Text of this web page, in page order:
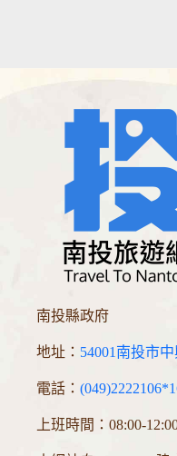
南投縣政府
地址： 54001南投市
電話：
上班時間：08:00-